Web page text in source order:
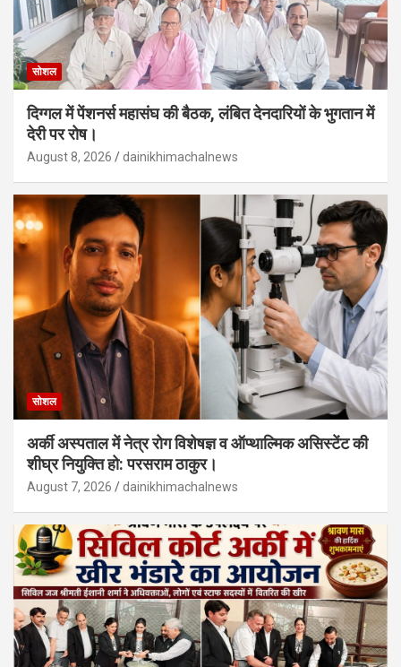
सोशल
दिग्गल में पेंशनर्स महासंघ की बैठक, लंबित देनदारियों के भुगतान में
देरी पर रोष।
August 8, 2026 dainikhimachalnews
सोशल
अर्की अस्पताल में नेत्र रोग विशेषज्ञ व ऑप्थाल्मिक असिस्टेंट की
शीघ्र नियुक्ति हो: परसराम ठाकुर।
August 7, 2026 dainikhimachalnews